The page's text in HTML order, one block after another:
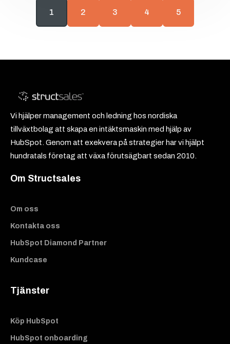
1 2 3 4 5
Vi hjälper management och ledning hos nordiska
tillväxtbolag att skapa en intäktsmaskin med hjälp av
HubSpot. Genom att exekvera på strategier har vi hjälpt
hundratals företag att växa förutsägbart sedan 2010.
Om Structsales
Om oss
Kontakta oss
HubSpot Diamond Partner
Kundcase
Tjänster
Köp HubSpot
HubSpot onboarding